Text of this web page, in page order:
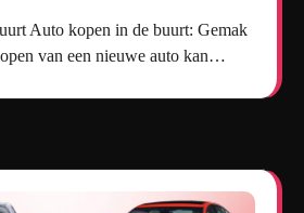
van een nieuwe auto kan…